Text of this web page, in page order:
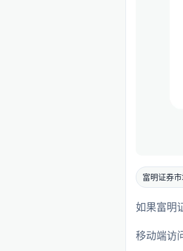
富明证券
如果富明
移动端访